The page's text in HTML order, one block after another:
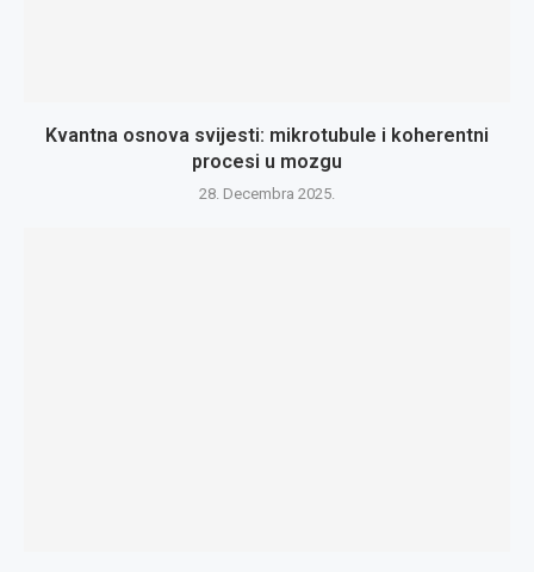
Kvantna osnova svijesti: mikrotubule i koherentni
procesi u mozgu
28. Decembra 2025.